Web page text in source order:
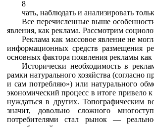
8
чать, наблюдать и анализировать
Все перечисленные выше
явления, как реклама. Рассмотрим
Реклама как массовое явление не
информаци­онных средств размещения
основных фактора появления рекламы как
Исторически необходимость в
рамки нату­рального хозяйства
и сам потребляю») или натурального
экономический процесс в итоге привело
нуждаться в других. Топографическим
значит, довольно сложного
потребителя­ми стал рынок —